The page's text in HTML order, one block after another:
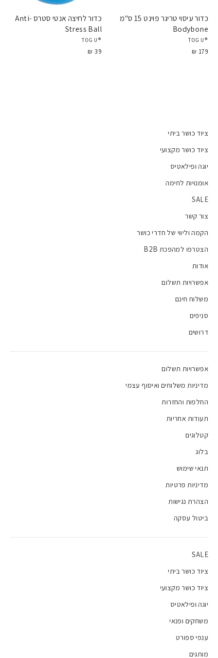
כדור עיסוי טריגר פוינט 15 ס"מ
Bodybone
®TOGU
179 ₪
כדור לחיצה אנטי סטרס Anti-
Stress Ball
®TOGU
39 ₪
ציוד כושר ביתי
ציוד כושר מקצועי
יוגה ופילאטיס
אומנויות לחימה
SALE
צור קשר
הקמה וליווי של חדרי כושר
הצטרפו למהפכת B2B
אודות
אפשרויות תשלום
משלוח חינם
סניפים
דרושים
אפשרויות תשלום
מדיניות משלוחים ואיסוף עצמי
החלפות והחזרות
תעודות אחריות
קטלוגים
בלוג
תנאי שימוש
מדיניות פרטיות
הצהרת נגישות
ביטול עסקה
SALE
ציוד כושר ביתי
ציוד כושר מקצועי
יוגה ופילאטיס
משחקים ופנאי
ענפי ספורט
מותגים